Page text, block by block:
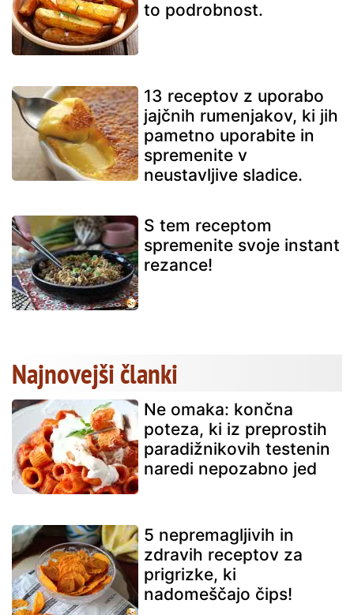
to podrobnost.
13 receptov z uporabo
jajčnih rumenjakov, ki jih
pametno uporabite in
spremenite v
neustavljive sladice.
S tem receptom
spremenite svoje instant
rezance!
Najnovejši članki
Ne omaka: končna
poteza, ki iz preprostih
paradižnikovih testenin
naredi nepozabno jed
5 nepremagljivih in
zdravih receptov za
prigrizke, ki
nadomeščajo čips!